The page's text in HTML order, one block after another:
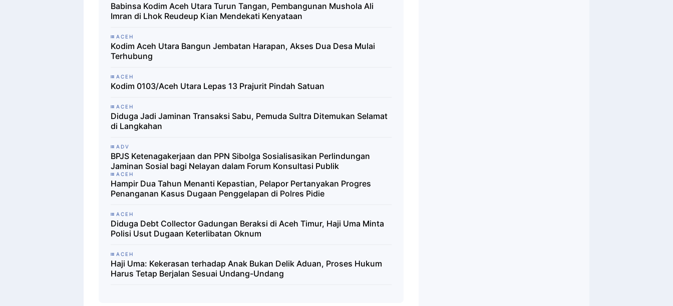
Babinsa Kodim Aceh Utara Turun Tangan, Pembangunan Mushola Ali
Imran di Lhok Reudeup Kian Mendekati Kenyataan
ACEH
Kodim Aceh Utara Bangun Jembatan Harapan, Akses Dua Desa Mulai
Terhubung
ACEH
Kodim 0103/Aceh Utara Lepas 13 Prajurit Pindah Satuan
ACEH
Diduga Jadi Jaminan Transaksi Sabu, Pemuda Sultra Ditemukan Selamat
di Langkahan
ADV
BPJS Ketenagakerjaan dan PPN Sibolga Sosialisasikan Perlindungan
Jaminan Sosial bagi Nelayan dalam Forum Konsultasi Publik
ACEH
Hampir Dua Tahun Menanti Kepastian, Pelapor Pertanyakan Progres
Penanganan Kasus Dugaan Penggelapan di Polres Pidie
ACEH
Diduga Debt Collector Gadungan Beraksi di Aceh Timur, Haji Uma Minta
Polisi Usut Dugaan Keterlibatan Oknum
ACEH
Haji Uma: Kekerasan terhadap Anak Bukan Delik Aduan, Proses Hukum
Harus Tetap Berjalan Sesuai Undang-Undang